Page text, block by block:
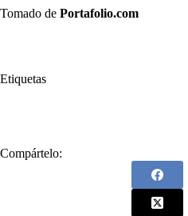
Tomado de Portafolio.com
Etiquetas
Compártelo: